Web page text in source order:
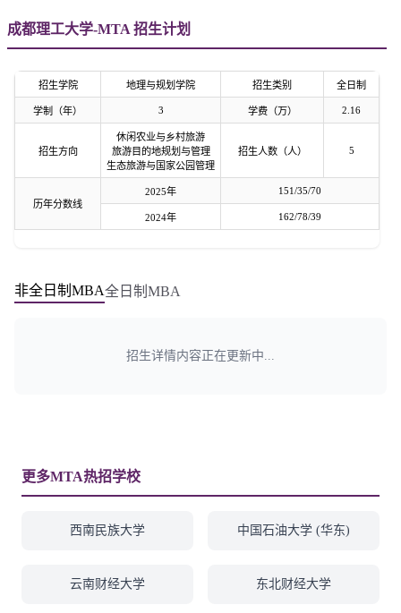
成都理工大学-MTA 招生计划
招生学院 地理与规划学院 招生类别 全日制
学制（年） 3 学费（万） 2.16
招生方向
休闲农业与乡村旅游
旅游目的地规划与管理
生态旅游与国家公园管理
招生人数（人） 5
历年分数线
2025年 151/35/70
2024年 162/78/39
非全日制MBA全日制MBA
招生详情内容正在更新中...
更多MTA热招学校
西南民族大学 中国石油大学 (华东)
云南财经大学 东北财经大学